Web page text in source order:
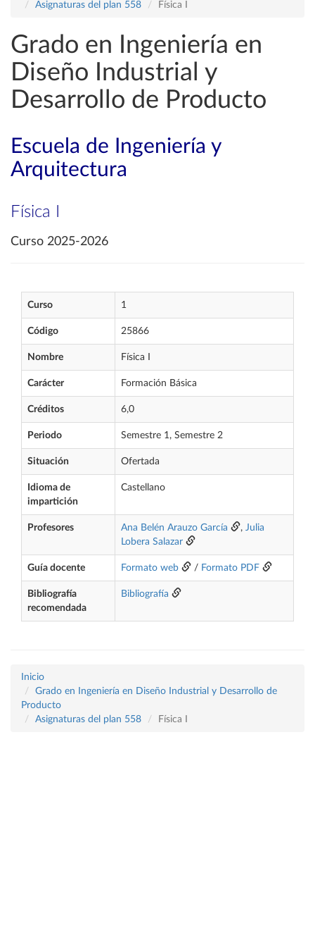
Asignaturas del plan 558
Física I
Grado en Ingeniería en
Diseño Industrial y
Desarrollo de Producto
Escuela de Ingeniería y
Arquitectura
Física I
Curso 2025-2026
Curso 1
Código 25866
Nombre Física I
Carácter Formación Básica
Créditos 6,0
Periodo Semestre 1, Semestre 2
Situación Ofertada
Idioma de
impartición
Castellano
Profesores Ana Belén Arauzo García , Julia
Lobera Salazar
Guía docente Formato web / Formato PDF
Bibliografía
recomendada
Bibliografía
Inicio
Grado en Ingeniería en Diseño Industrial y Desarrollo de
Producto
Asignaturas del plan 558
Física I